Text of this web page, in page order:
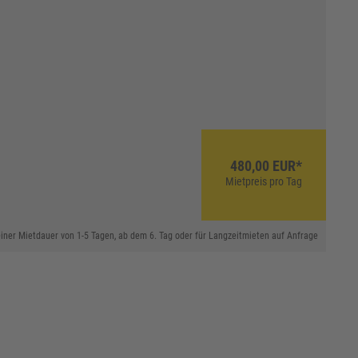
480,00 EUR*
Mietpreis pro Tag
Mietdauer von 1-5 Tagen, ab dem 6. Tag oder für Langzeitmieten auf Anfrage